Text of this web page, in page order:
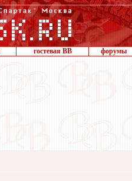
гостевая ВВ форумы